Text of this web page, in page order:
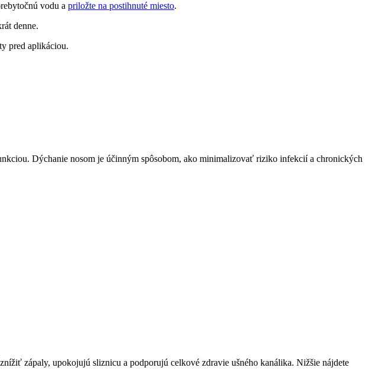
vodu a priložte na postihnuté miesto.
denne.
pred aplikáciou.
Dýchanie nosom je účinným spôsobom, ako minimalizovať riziko infekcií a chronických
zápaly, upokojujú sliznicu a podporujú celkové zdravie ušného kanálika. Nižšie nájdete